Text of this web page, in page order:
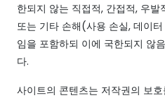
한되지 않는 직접적, 간접적, 우발
또는 기타 손해(사용 손실, 데이
임을 포함하되 이에 국한되지 않
다.
사이트의 콘텐츠는 저작권의 보